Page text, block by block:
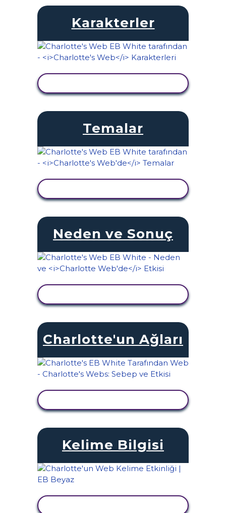
Karakterler
Temalar
Neden ve Sonuç
Charlotte'un Ağları
Kelime Bilgisi